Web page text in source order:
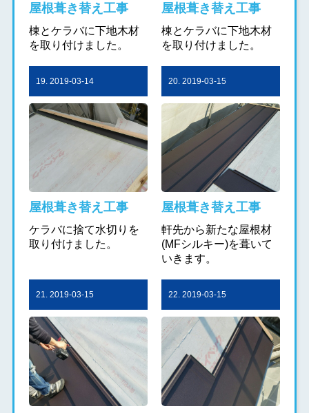
屋根葺き替え工事
棟とケラバに下地木材
を取り付けました。
屋根葺き替え工事
棟とケラバに下地木材
を取り付けました。
19. 2019-03-14
屋根葺き替え工事
ケラバに捨て水切りを
取り付けました。
20. 2019-03-15
屋根葺き替え工事
軒先から新たな屋根材
(MFシルキー)を葺いて
いきます。
21. 2019-03-15 22. 2019-03-15